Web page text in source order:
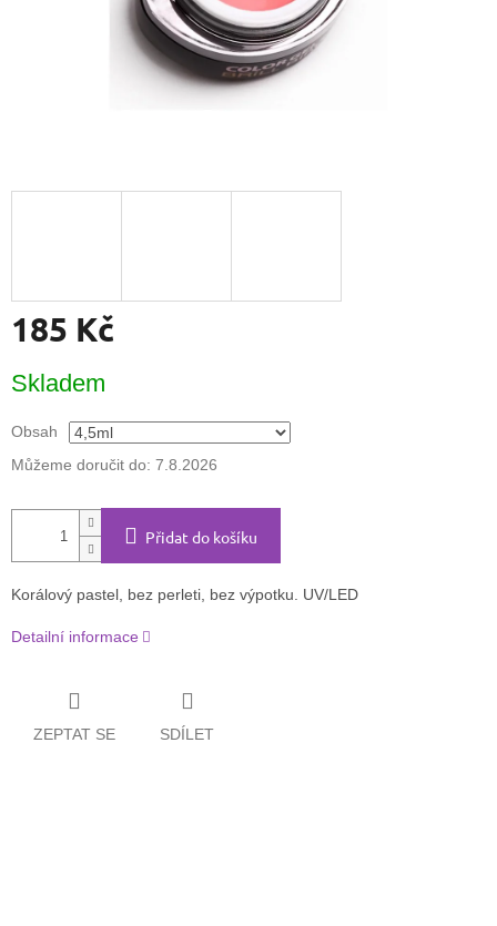
185 Kč
cena:
Skladem
Obsah
Můžeme doručit do: 7.8.2026
Přidat do košíku
Korálový pastel, bez perleti, bez výpotku. UV/LED
Detailní informace
ZEPTAT SE SDÍLET